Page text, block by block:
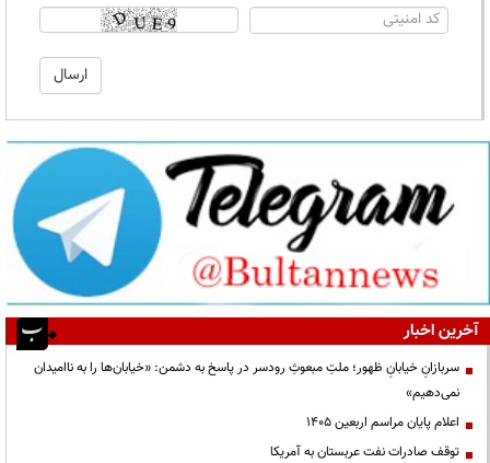
آخرین اخبار
سربازانِ خیابانِ ظهور؛ ملتِ مبعوثِ رودسر در پاسخ به دشمن: «خیابان‌ها را به ناامیدان
نمی‌دهیم»
اعلام پایان مراسم اربعین ۱۴۰۵
توقف صادرات نفت عربستان به آمریکا